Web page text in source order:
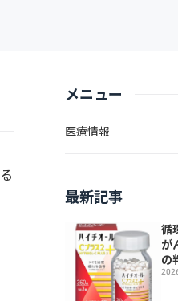
メニュー
医療情報
最新記事
循
が
の